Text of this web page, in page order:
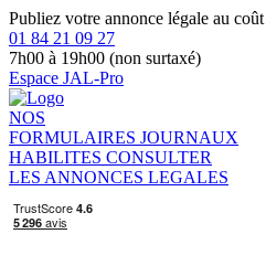
Publiez votre annonce légale au
01 84 21 09 27
7h00 à 19h00 (non surtaxé)
Espace JAL-Pro
NOS
FORMULAIRES JOURNAUX
HABILITES CONSULTER
LES ANNONCES LEGALES